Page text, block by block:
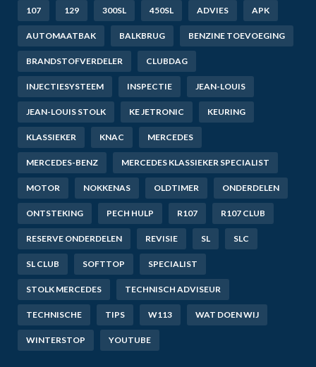
107 129 300SL 450SL ADVIES APK
AUTOMAATBAK BALKBRUG BENZINE TOEVOEGING
BRANDSTOFVERDELER CLUBDAG
INJECTIESYSTEEM INSPECTIE JEAN-LOUIS
JEAN-LOUIS STOLK KE JETRONIC KEURING
KLASSIEKER KNAC MERCEDES
MERCEDES-BENZ MERCEDES KLASSIEKER SPECIALIST
MOTOR NOKKENAS OLDTIMER ONDERDELEN
ONTSTEKING PECH HULP R107 R107 CLUB
RESERVE ONDERDELEN REVISIE SL SLC
SL CLUB SOFTTOP SPECIALIST
STOLK MERCEDES TECHNISCH ADVISEUR
TECHNISCHE TIPS W113 WAT DOEN WIJ
WINTERSTOP YOUTUBE